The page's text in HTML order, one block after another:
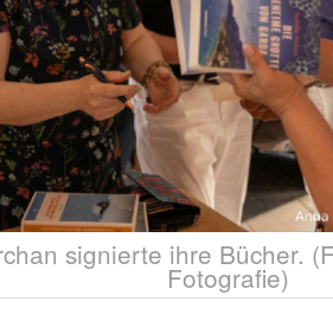
signierte ihre Bücher.
Fotografie)